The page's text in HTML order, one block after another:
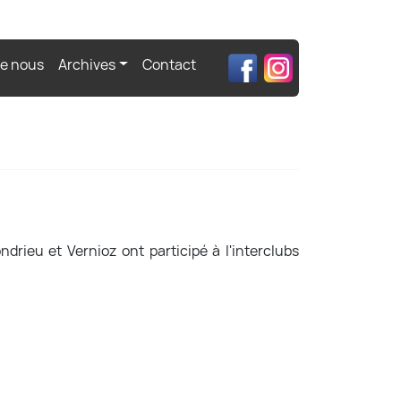
nous Archives Contact
et Vernioz ont participé à l'interclubs